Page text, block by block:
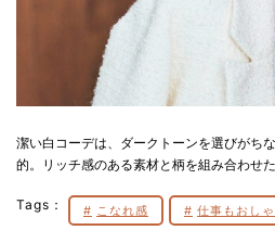
潔い白コーデは、ダークトーンを選びがち
的。リッチ感のある素材と柄を組み合わせ
Tags： こなれ感 仕事もおし